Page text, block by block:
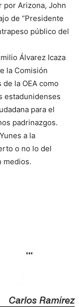
por Arizona, John
de “Presidente
público del
Álvarez Icaza
la Comisión
la OEA como
estadunidenses
para el
padrinazgos.
a la
o no lo del
medios.